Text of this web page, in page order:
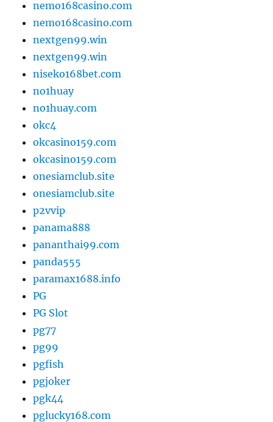
nemo168casino.com
nemo168casino.com
nextgen99.win
nextgen99.win
niseko168bet.com
no1huay
no1huay.com
okc4
okcasino159.com
okcasino159.com
onesiamclub.site
onesiamclub.site
p2vvip
panama888
pananthai99.com
panda555
paramax1688.info
PG
PG Slot
pg77
pg99
pgfish
pgjoker
pgk44
pglucky168.com